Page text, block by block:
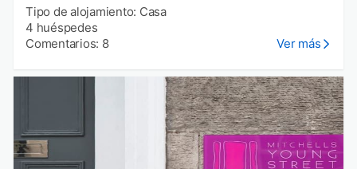
Tipo de alojamiento: Casa
4 huéspedes
Comentarios: 8
Ver más